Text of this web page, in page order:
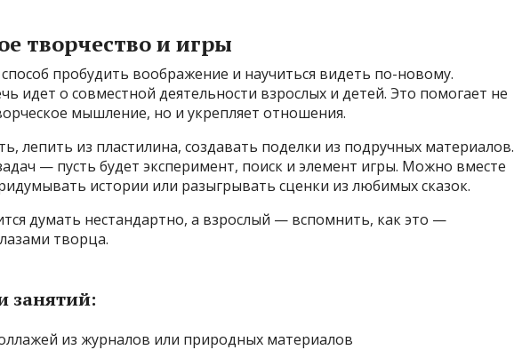
творчество и игры
пробудить воображение и научиться видеть по-новому.
идет о совместной деятельности взрослых и детей. Это помогает не
мышление, но и укрепляет отношения.
лепить из пластилина, создавать поделки из подручных материалов.
— пусть будет эксперимент, поиск и элемент игры. Можно вместе
истории или разыгрывать сценки из любимых сказок.
думать нестандартно, а взрослый — вспомнить, как это —
творца.
занятий:
из журналов или природных материалов